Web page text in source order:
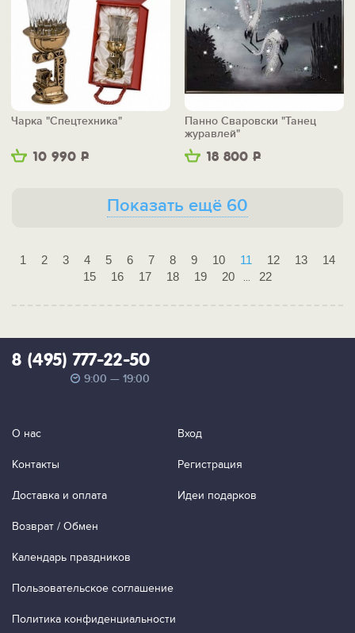
10 990 Р
Чарка "Спецтехника"
18 800 Р
Панно Сваровски "Танец
журавлей"
Показать ещё 60
1 2 3 4 5 6 7 8 9 10 11 12 13
14
15
16 17 18 19 20 ... 22
8 (495) 777-22-50
9:00 — 19:00
О нас
Контакты
Доставка и оплата
Возврат / Обмен
Календарь праздников
Пользовательское соглашение
Политика конфиденциальности
Вход
Регистрация
Идеи подарков